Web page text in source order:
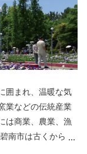
囲まれ、温暖な気
業などの伝統産業
は商業、農業、漁
南市は古くから